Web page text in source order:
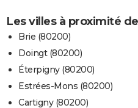
Les villes à proximité
Brie (80200)
Doingt (80200)
Éterpigny (80200)
Estrées-Mons (80200)
Cartigny (80200)